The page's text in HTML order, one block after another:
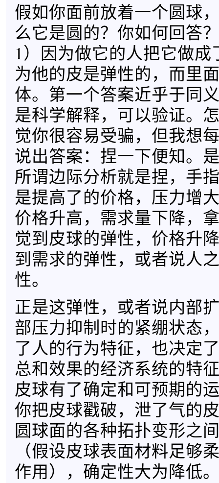
假如你面前放着一个圆球
么它是圆的？你如何回答
1）因为做它的人把它做成
为他的皮是弹性的，而里
体。第一个答案近乎于同
是科学解释，可以验证。
觉你很容易受骗，但我想
说出答案：捏一下便知。
所谓边际分析就是捏，手
是提高了的价格，压力增
价格升高，需求量下降，
觉到皮球的弹性，价格升
到需求的弹性，或者说人
性。
正是这弹性，或者说内部
部压力抑制时的紧绷状态
了人的行为特征，也决定
总和效果的经济系统的特
皮球有了确定和可预期的
你把皮球戳破，泄了气的
圆球面的各种拓扑变形之
（假设皮球表面材料足够
作用），确定性大为降低